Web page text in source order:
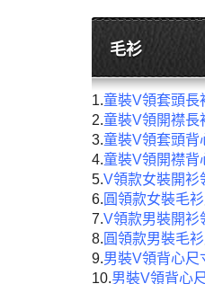
毛衫
1.童裝V領套頭長
2.童裝V領開襟長
3.童裝V領套頭背
4.童裝V領開襟背
5.V領款女裝開衫
6. 圓領款女裝毛
7.V領款男裝開衫
8. 圓領款男裝毛
9.男裝V領背心尺
10.男裝V領背心